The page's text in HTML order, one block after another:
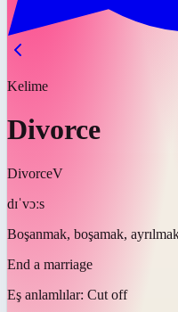
Kelime
Divorce
DivorceV
dɪˈvɔːs
Boşanmak, boşamak,
End a marriage
Eş anlamlılar: Cut off